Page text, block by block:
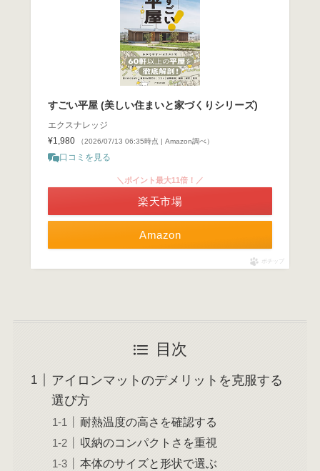
すごい平屋 (美しい住まいと家づくりシリーズ)
エクスナレッジ
¥1,980
（2026/07/13 06:35時点 | Amazon調べ）
口コミを見る
Amazon
＼ポイント最大11倍！／
楽天市場
ポチップ
目次
アイロンマットのデメリットを克服する
選び方
耐熱温度の高さを確認する
収納のコンパクトさを重視
本体のサイズと形状で選ぶ